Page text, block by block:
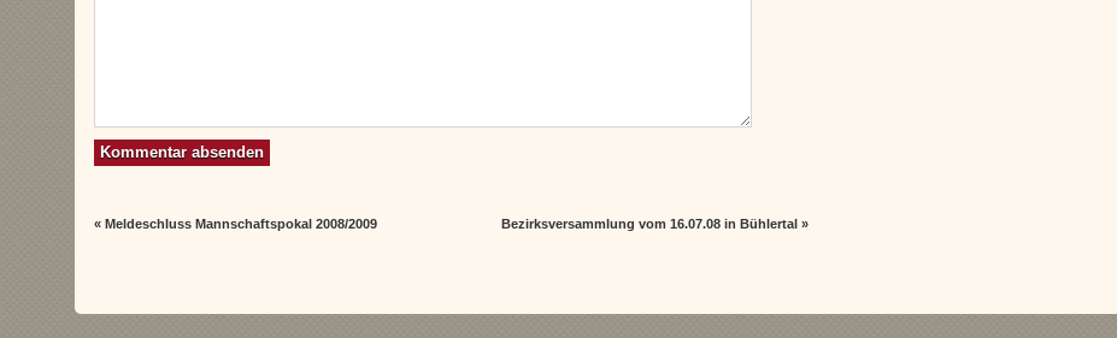
« Meldeschluss Mannschaftspokal 2008/2009 Bezirksversammlung vom 16.07.08 in Bühlertal »